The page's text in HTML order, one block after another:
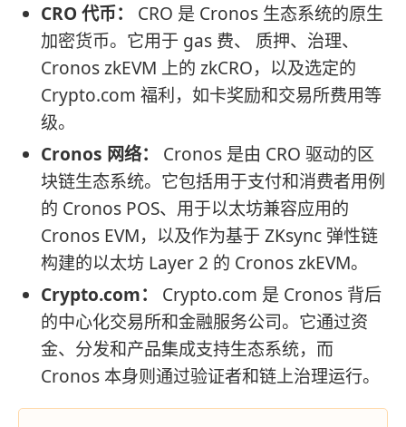
CRO 代币：
CRO 是 Cronos 生态系统的原生
加密货币。它用于 gas 费、 质押、治理、
Cronos zkEVM 上的 zkCRO，以及选定的
Crypto.com 福利，如卡奖励和交易所费用等
级。
Cronos 网络：
Cronos 是由 CRO 驱动的区
块链生态系统。它包括用于支付和消费者用例
的 Cronos POS、用于以太坊兼容应用的
Cronos EVM，以及作为基于 ZKsync 弹性链
构建的以太坊 Layer 2 的 Cronos zkEVM。
Crypto.com：
Crypto.com 是 Cronos 背后
的中心化交易所和金融服务公司。它通过资
金、分发和产品集成支持生态系统，而
Cronos 本身则通过验证者和链上治理运行。